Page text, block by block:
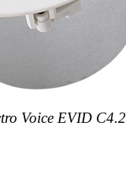
Voice EVID C4.2